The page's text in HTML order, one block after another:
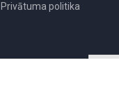
Privātuma politika